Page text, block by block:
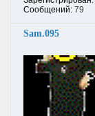
Сообщений: 79
Sam.095